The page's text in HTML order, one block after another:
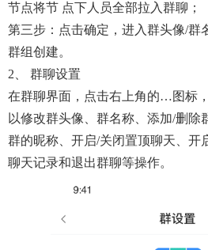
节点将节 点下人员全部拉入群聊；
第三步：点击确定，进入群头像/群
群组创建。
2、 群聊设置
在群聊界面，点击右上角的…图标
以修改群头像、群名称、添加/删除
群的昵称、开启/关闭置顶聊天、开
聊天记录和退出群聊等操作。